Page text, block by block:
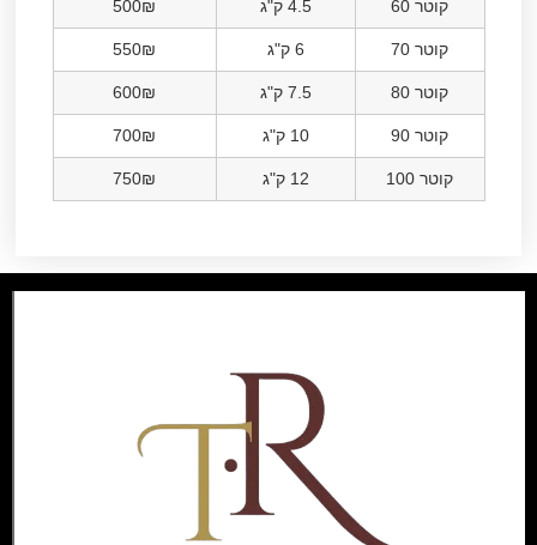
קוטר 60 4.5 ק"ג 500₪
קוטר 70 6 ק"ג 550₪
קוטר 80 7.5 ק"ג 600₪
קוטר 90 10 ק"ג 700₪
קוטר 100 12 ק"ג 750₪